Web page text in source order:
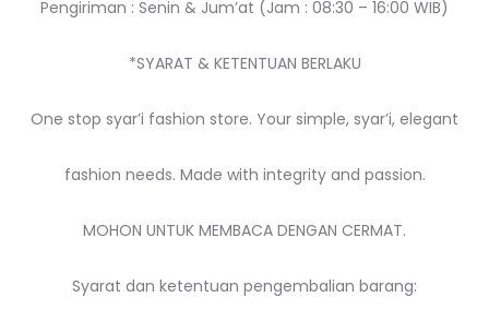
Pengiriman : Senin & Jum’at (Jam : 08:30 – 16:00 WIB)
*SYARAT & KETENTUAN BERLAKU
One stop syar’i fashion store. Your simple, syar’i, elegant
fashion needs. Made with integrity and passion.
MOHON UNTUK MEMBACA DENGAN CERMAT.
Syarat dan ketentuan pengembalian barang: